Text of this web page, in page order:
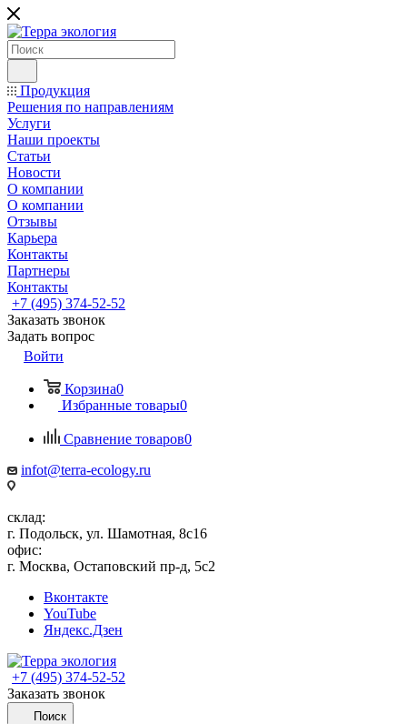
Продукция
Решения по направлениям
Услуги
Наши проекты
Статьи
Новости
О компании
О компании
Отзывы
Карьера
Контакты
Партнеры
Контакты
+7 (495) 374-52-52
Заказать звонок
Задать вопрос
Войти
Корзина0
Избранные товары0
Сравнение товаров0
infot@terra-ecology.ru
склад:
г. Подольск, ул. Шамотная, 8с16
офис:
г. Москва, Остаповский пр-д, 5с2
Вконтакте
YouTube
Яндекс.Дзен
+7 (495) 374-52-52
Заказать звонок
Поиск